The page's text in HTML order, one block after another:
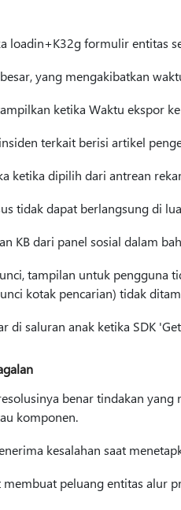
loadin+K32g formulir entitas
yang mengakibatkan
ketika Waktu ekspor ke
terkait berisi artikel
ketika dipilih dari antrean
tidak dapat berlangsung di
KB dari panel sosial dalam
tampilan untuk pengguna
kotak pencarian) tidak
di saluran anak ketika SDK
benar tindakan yang
komponen.
kesalahan saat
peluang entitas alur